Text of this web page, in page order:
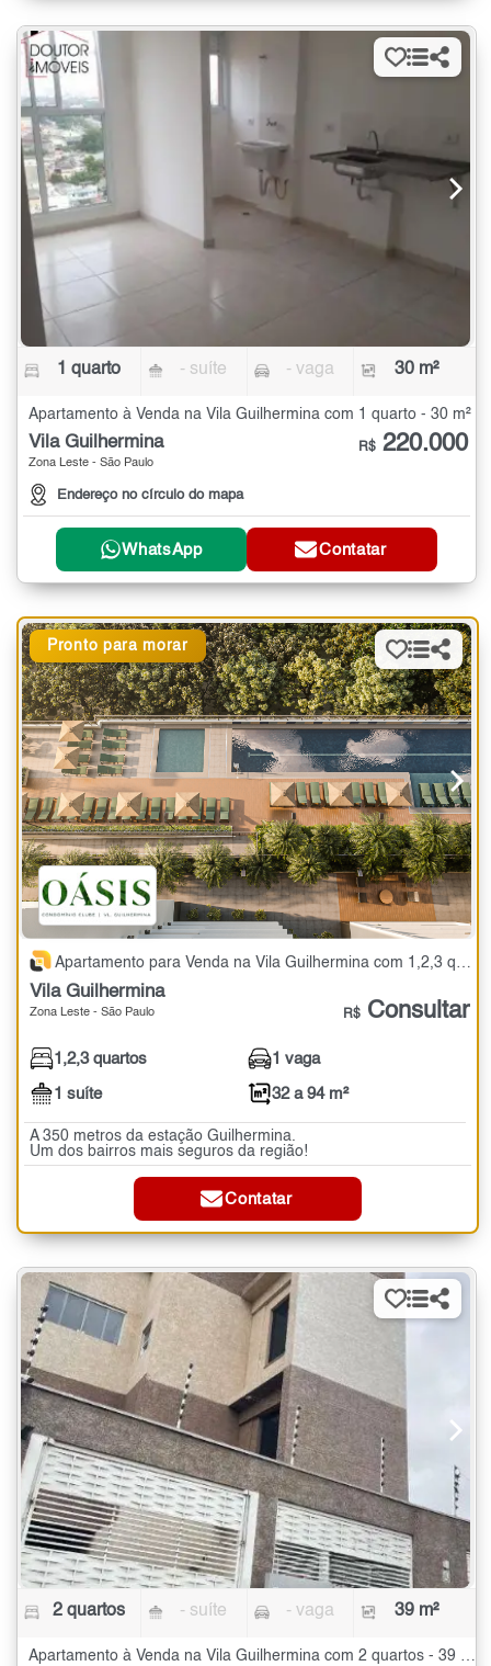
1 quarto - suíte - vaga 30 m²
Apartamento à Venda na Vila Guilhermina com 1 quarto - 30 m²
Vila Guilhermina
Zona Leste - São Paulo
Endereço no círculo do mapa
R$ 220.000
WhatsApp Contatar
Pronto para morar
Apartamento para Venda na Vila Guilhermina com 1,2,3 quartos - 32 a 94 m²
Vila Guilhermina
Zona Leste - São Paulo R$ Consultar
1,2,3 quartos
1 suíte
1 vaga
32 a 94 m²
A 350 metros da estação Guilhermina.
Um dos bairros mais seguros da região!
Contatar
2 quartos - suíte - vaga 39 m²
Apartamento à Venda na Vila Guilhermina com 2 quartos - 39 m²